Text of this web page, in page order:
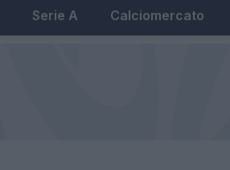
Serie A Calciomercato